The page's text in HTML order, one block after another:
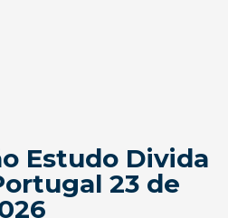
Estudo Divida
23 de